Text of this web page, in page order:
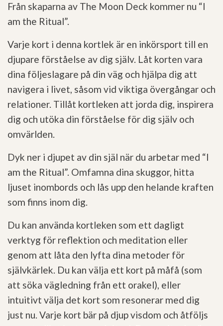
Från skaparna av The Moon Deck kommer nu “I
am the Ritual”.
Varje kort i denna kortlek är en inkörsport till en
djupare förståelse av dig själv. Låt korten vara
dina följeslagare på din väg och hjälpa dig att
navigera i livet, såsom vid viktiga övergångar och
relationer. Tillåt kortleken att jorda dig, inspirera
dig och utöka din förståelse för dig själv och
omvärlden.
Dyk ner i djupet av din själ när du arbetar med “I
am the Ritual”. Omfamna dina skuggor, hitta
ljuset inombords och lås upp den helande kraften
som finns inom dig.
Du kan använda kortleken som ett dagligt
verktyg för reflektion och meditation eller
genom att låta den lyfta dina metoder för
självkärlek. Du kan välja ett kort på måfå (som
att söka vägledning från ett orakel), eller
intuitivt välja det kort som resonerar med dig
just nu. Varje kort bär på djup visdom och åtföljs